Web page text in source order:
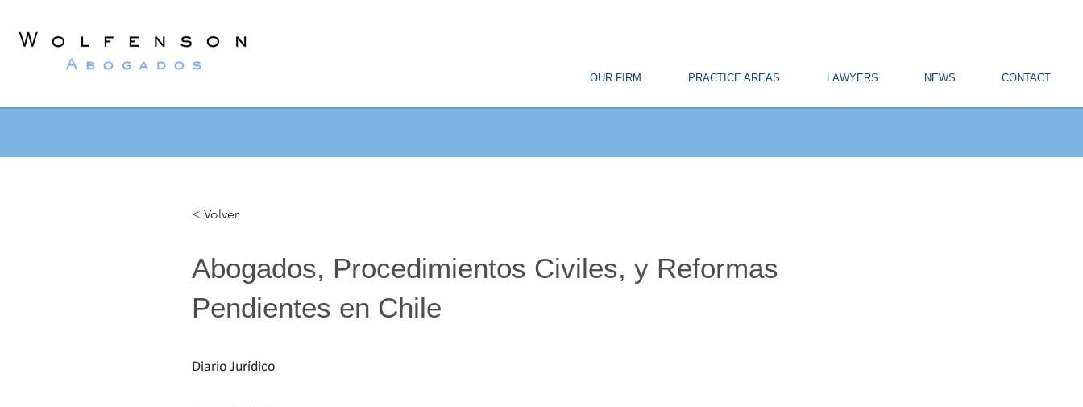
OUR FIRM PRACTICE AREAS LAWYERS NEWS CONTACT
< Volver
Abogados, Procedimientos Civiles, y Reformas
Pendientes en Chile
Diario Jurídico
Wolfenson